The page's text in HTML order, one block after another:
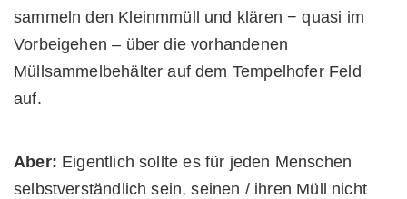
sammeln den Kleinmmüll und klären − quasi im
Vorbeigehen – über die vorhandenen
Müllsammelbehälter auf dem Tempelhofer Feld
auf.
Aber: Eigentlich sollte es für jeden Menschen
selbstverständlich sein, seinen / ihren Müll nicht